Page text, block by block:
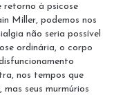
retorno à psicose
Miller, podemos nos
não seria possível
ordinária, o corpo
nos tempos que
seus murmúrios